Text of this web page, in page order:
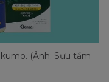
(Ảnh: Sưu tầm